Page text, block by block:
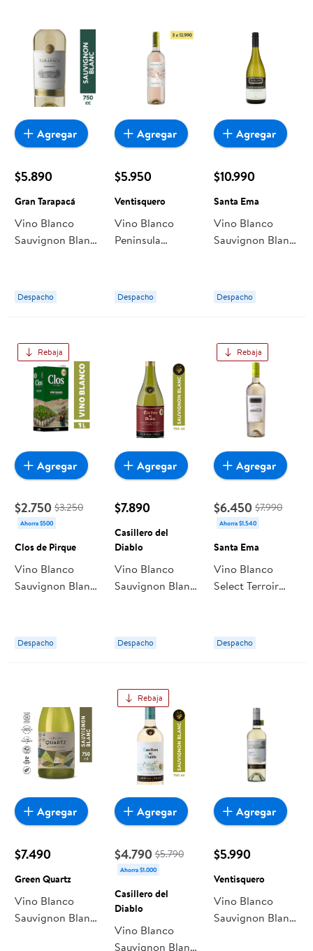
$5.890
Gran Tarapacá
Vino Blanco
Sauvignon Blanc
Tarapacá
Despacho
Agregar
$5.950
Ventisquero
Vino Blanco
Peninsula
Botella 750 ml
Ventisquero
Despacho
Agregar
$10.990
Santa Ema
Vino Blanco
Sauvignon Blanc
Santa Ema
Despacho
Agregar
Rebaja
$2.750 $3.250
Ahorra $500
Clos de Pirque
Vino Blanco
Sauvignon Blanc
Despacho
Agregar
$7.890
Casillero del
Diablo
Vino Blanco
Sauvignon Blanc
Casillero del
Diablo
Despacho
Agregar
Rebaja
$6.450 $7.990
Ahorra $1.540
Santa Ema
Vino Blanco
Select Terroir
Botella 750 cc
Santa Ema
Despacho
Agregar
$7.490
Green Quartz
Vino Blanco
Sauvignon Blanc
Agregar
Rebaja
$4.790 $5.790
Ahorra $1.000
Casillero del
Diablo
Vino Blanco
Sauvignon Blanc
Agregar
$5.990
Ventisquero
Vino Blanco
Sauvignon Blanc
Agregar